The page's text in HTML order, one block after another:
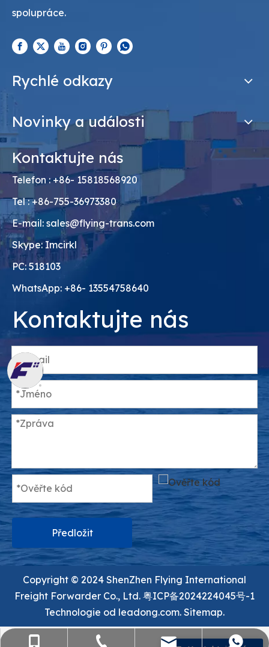
spolupráce.
Rychlé odkazy
Novinky a události
Kontaktujte nás
Telefon : +86- 15818568920
Tel : +86-755-36973380
E-mail: sales@flying-trans.com
Skype: Imcirkl
PC: 518103
WhatsApp: +86- 13554758640
Kontaktujte nás
Předložit
+86- 15818568920
+86-755-36973380
sales@flying-trans.com
+86 13554758640
Copyright ©️ 2024 ShenZhen Flying International
Freight Forwarder Co., Ltd. 粤ICP备2024224045号-1
Technologie od leadong.com. Sitemap.